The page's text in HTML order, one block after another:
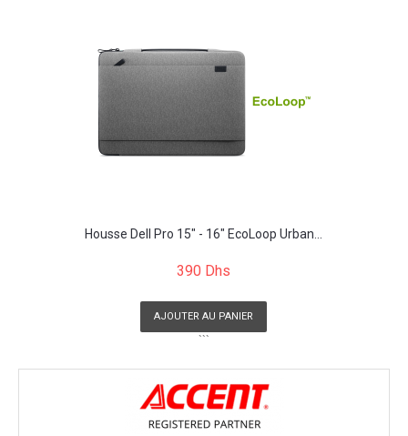
Housse Dell Pro 15" - 16" EcoLoop Urban...
390 Dhs
AJOUTER AU PANIER
```